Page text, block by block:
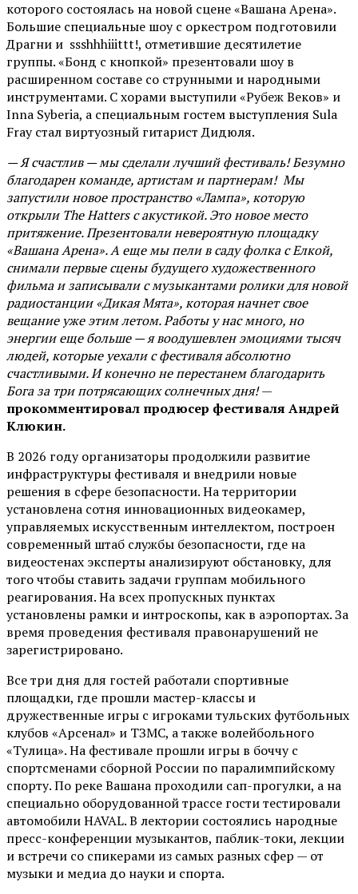
которого состоялась на новой сцене «Вашана Арена».
Большие специальные шоу с оркестром подготовили
Драгни и ssshhhiiittt!, отметившие десятилетие
группы. «Бонд с кнопкой» презентовали шоу в
расширенном составе со струнными и народными
инструментами. С хорами выступили «Рубеж Веков» и
Inna Syberia, а специальным гостем выступления Sula
Fray стал виртуозный гитарист Дидюля.
— Я счастлив — мы сделали лучший фестиваль! Безумно
благодарен команде, артистам и партнерам! Мы
запустили новое пространство «Лампа», которую
открыли The Hatters с акустикой. Это новое место
притяжение. Презентовали невероятную площадку
«Вашана Арена». А еще мы пели в саду фолка с Елкой,
снимали первые сцены будущего художественного
фильма и записывали с музыкантами ролики для новой
радиостанции «Дикая Мята», которая начнет свое
вещание уже этим летом. Работы у нас много, но
энергии еще больше — я воодушевлен эмоциями тысяч
людей, которые уехали с фестиваля абсолютно
счастливыми. И конечно не перестанем благодарить
Бога за три потрясающих солнечных дня!—
прокомментировал продюсер фестиваля Андрей
Клюкин.
В 2026 году организаторы продолжили развитие
инфраструктуры фестиваля и внедрили новые
решения в сфере безопасности. На территории
установлена сотня инновационных видеокамер,
управляемых искусственным интеллектом, построен
современный штаб службы безопасности, где на
видеостенах эксперты анализируют обстановку, для
того чтобы ставить задачи группам мобильного
реагирования. На всех пропускных пунктах
установлены рамки и интроскопы, как в аэропортах. За
время проведения фестиваля правонарушений не
зарегистрировано.
Все три дня для гостей работали спортивные
площадки, где прошли мастер-классы и
дружественные игры с игроками тульских футбольных
клубов «Арсенал» и ТЗМС, а также волейбольного
«Тулица». На фестивале прошли игры в боччу с
спортсменами сборной России по паралимпийскому
спорту. По реке Вашана проходили сап-прогулки, а на
специально оборудованной трассе гости тестировали
автомобили HAVAL. В лектории состоялись народные
пресс-конференции музыкантов, паблик-токи, лекции
и встречи со спикерами из самых разных сфер — от
музыки и медиа до науки и спорта.